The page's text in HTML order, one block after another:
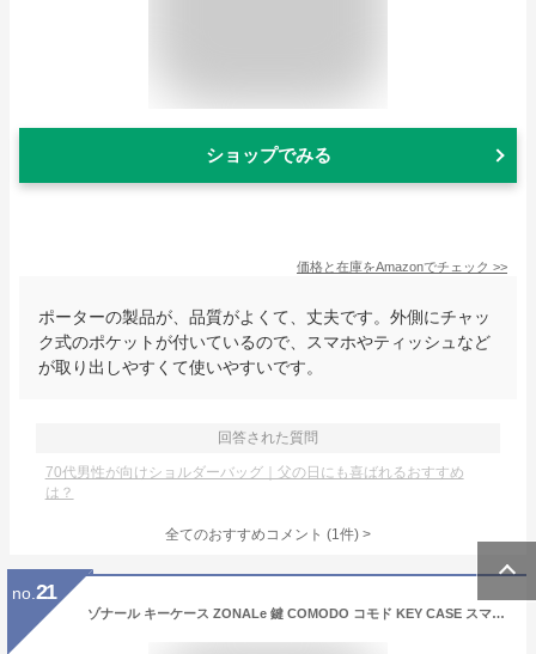
ショップでみる
価格と在庫をAmazonでチェック >>
ポーターの製品が、品質がよくて、丈夫です。外側にチャッ
ク式のポケットが付いているので、スマホやティッシュなど
が取り出しやすくて使いやすいです。
回答された質問
70代男性が向けショルダーバッグ｜父の日にも喜ばれるおすすめ
は？
全てのおすすめコメント (1件) >
no. 21
ゾナール キーケース ZONALe 鍵 COMODO コモド KEY CASE スマートキー カード 本革 メンズ レディース 31031